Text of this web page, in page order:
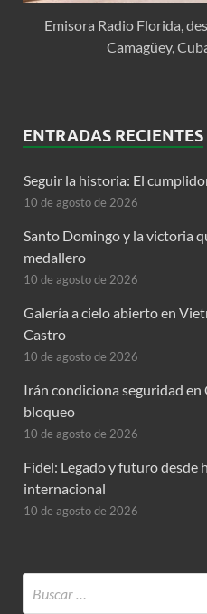
Emisora Radio Florida,
Camagüey,
ENTRADAS RECIENTES
Seguir la historia: El
10 de agosto de 2026
Santo Domingo y la victoria
medallero
10 de agosto de 2026
Galería a cielo abierto en
Castro
10 de agosto de 2026
Irán condiciona seguridad
bloqueo
10 de agosto de 2026
Fidel: Legado y futuro desde
internacional
10 de agosto de 2026